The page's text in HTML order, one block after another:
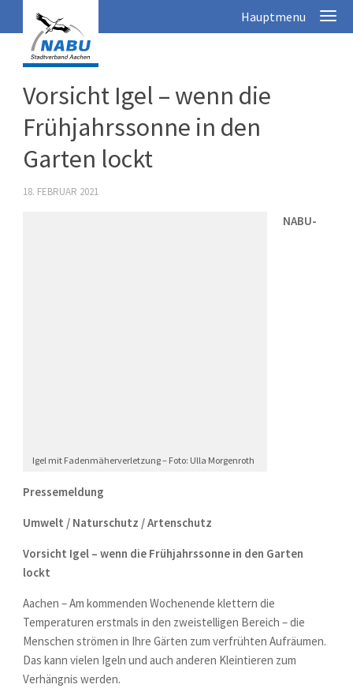
Vorsicht Igel – wenn die
Frühjahrssonne in den
Garten lockt
18. FEBRUAR 2021
Igel mit Fadenmäherverletzung – Foto: Ulla Morgenroth
NABU-
Pressemeldung
Umwelt / Naturschutz / Artenschutz
Vorsicht Igel – wenn die Frühjahrssonne in den Garten
lockt
Aachen – Am kommenden Wochenende klettern die
Temperaturen erstmals in den zweistelligen Bereich – die
Menschen strömen in Ihre Gärten zum verfrühten Aufräumen.
Das kann vielen Igeln und auch anderen Kleintieren zum
Verhängnis werden.